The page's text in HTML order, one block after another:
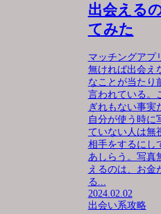
出会える
てみた
マッチングアプ
無ければ出会え
なことが当たり
言われている。
ぎれもない事実
自分が使う時に
ていない人は無
相手をするにし
あしらう。写真
えるのは、お金
る...
2024.02.02
出会い系攻略